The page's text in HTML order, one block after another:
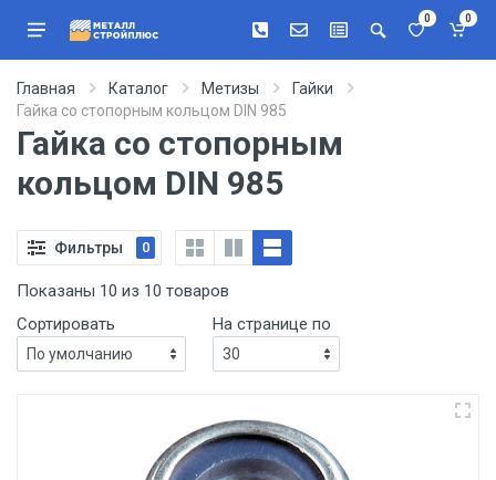
0 0
Главная Каталог Метизы
Гайки
Гайка со стопорным кольцом DIN 985
Гайка со стопорным
кольцом DIN 985
Фильтры 0
Показаны 10 из 10 товаров
Сортировать
На странице по